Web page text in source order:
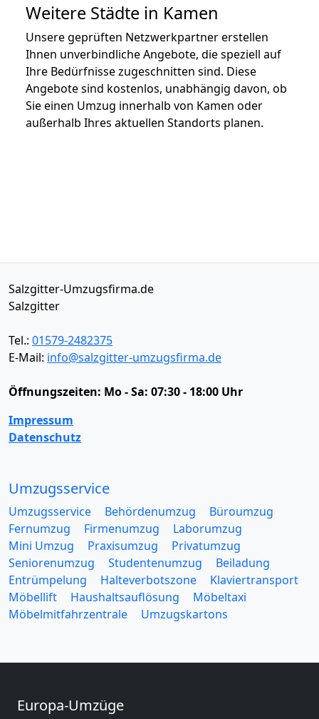
Weitere Städte in Kamen
Unsere geprüften Netzwerkpartner erstellen
Ihnen unverbindliche Angebote, die speziell auf
Ihre Bedürfnisse zugeschnitten sind. Diese
Angebote sind kostenlos, unabhängig davon, ob
Sie einen Umzug innerhalb von Kamen oder
außerhalb Ihres aktuellen Standorts planen.
Salzgitter-Umzugsfirma.de
Salzgitter
Tel.: 01579-2482375
E-Mail: info@salzgitter-umzugsfirma.de
Öffnungszeiten: Mo - Sa: 07:30 - 18:00 Uhr
Impressum
Datenschutz
Umzugsservice
Umzugsservice Behördenumzug
Büroumzug
Fernumzug
Firmenumzug
Laborumzug
Mini Umzug
Praxisumzug
Privatumzug
Seniorenumzug
Studentenumzug
Beiladung
Entrümpelung
Halteverbotszone
Klaviertransport
Möbellift
Haushaltsauflösung
Möbeltaxi
Möbelmitfahrzentrale
Umzugskartons
Europa-Umzüge